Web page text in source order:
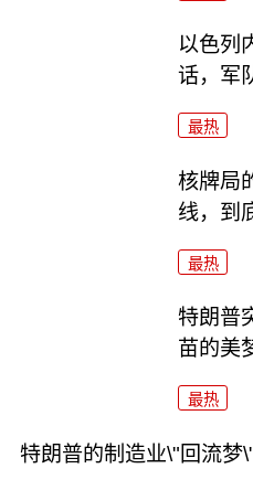
以色列
话，军
最热
核牌局
线，到
最热
特朗普
苗的美
最热
特朗普的制造业\"回流梦